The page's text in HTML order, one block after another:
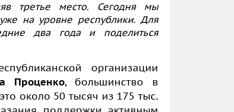
третье место. Сегодня мы
на уровне республики. Для
два года и поделиться
организации
Проценко, большинство в
около 50 тысяч из 175 тыс.